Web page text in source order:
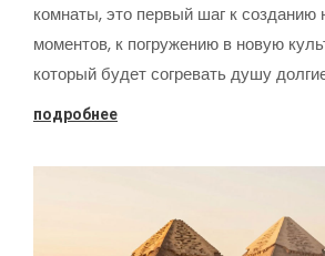
комнаты, это первый шаг к
моментов, к погружению в новую
который будет согревать душу
подробнее